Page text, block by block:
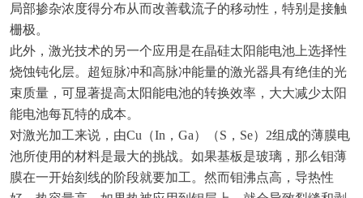
局部掺杂浓度得分布从而改善载流子的移动性，特别是接触
栅极。
此外，激光技术的另一个应用是在晶硅太阳能电池上选择性
烧蚀钝化层。超短脉冲和高脉冲能量的激光器具有绝佳的光
束质量，可显著提高太阳能电池的转换效率，大大减少太阳
能电池每瓦特的成本。
对激光加工来说，由Cu（In，Ga）（S，Se）2组成的薄膜电
池所使用的材料是最大的挑战。如果基板是玻璃，那么钼薄
膜在一开始刻线的阶段就要加工。然而钼沸点高，导热性